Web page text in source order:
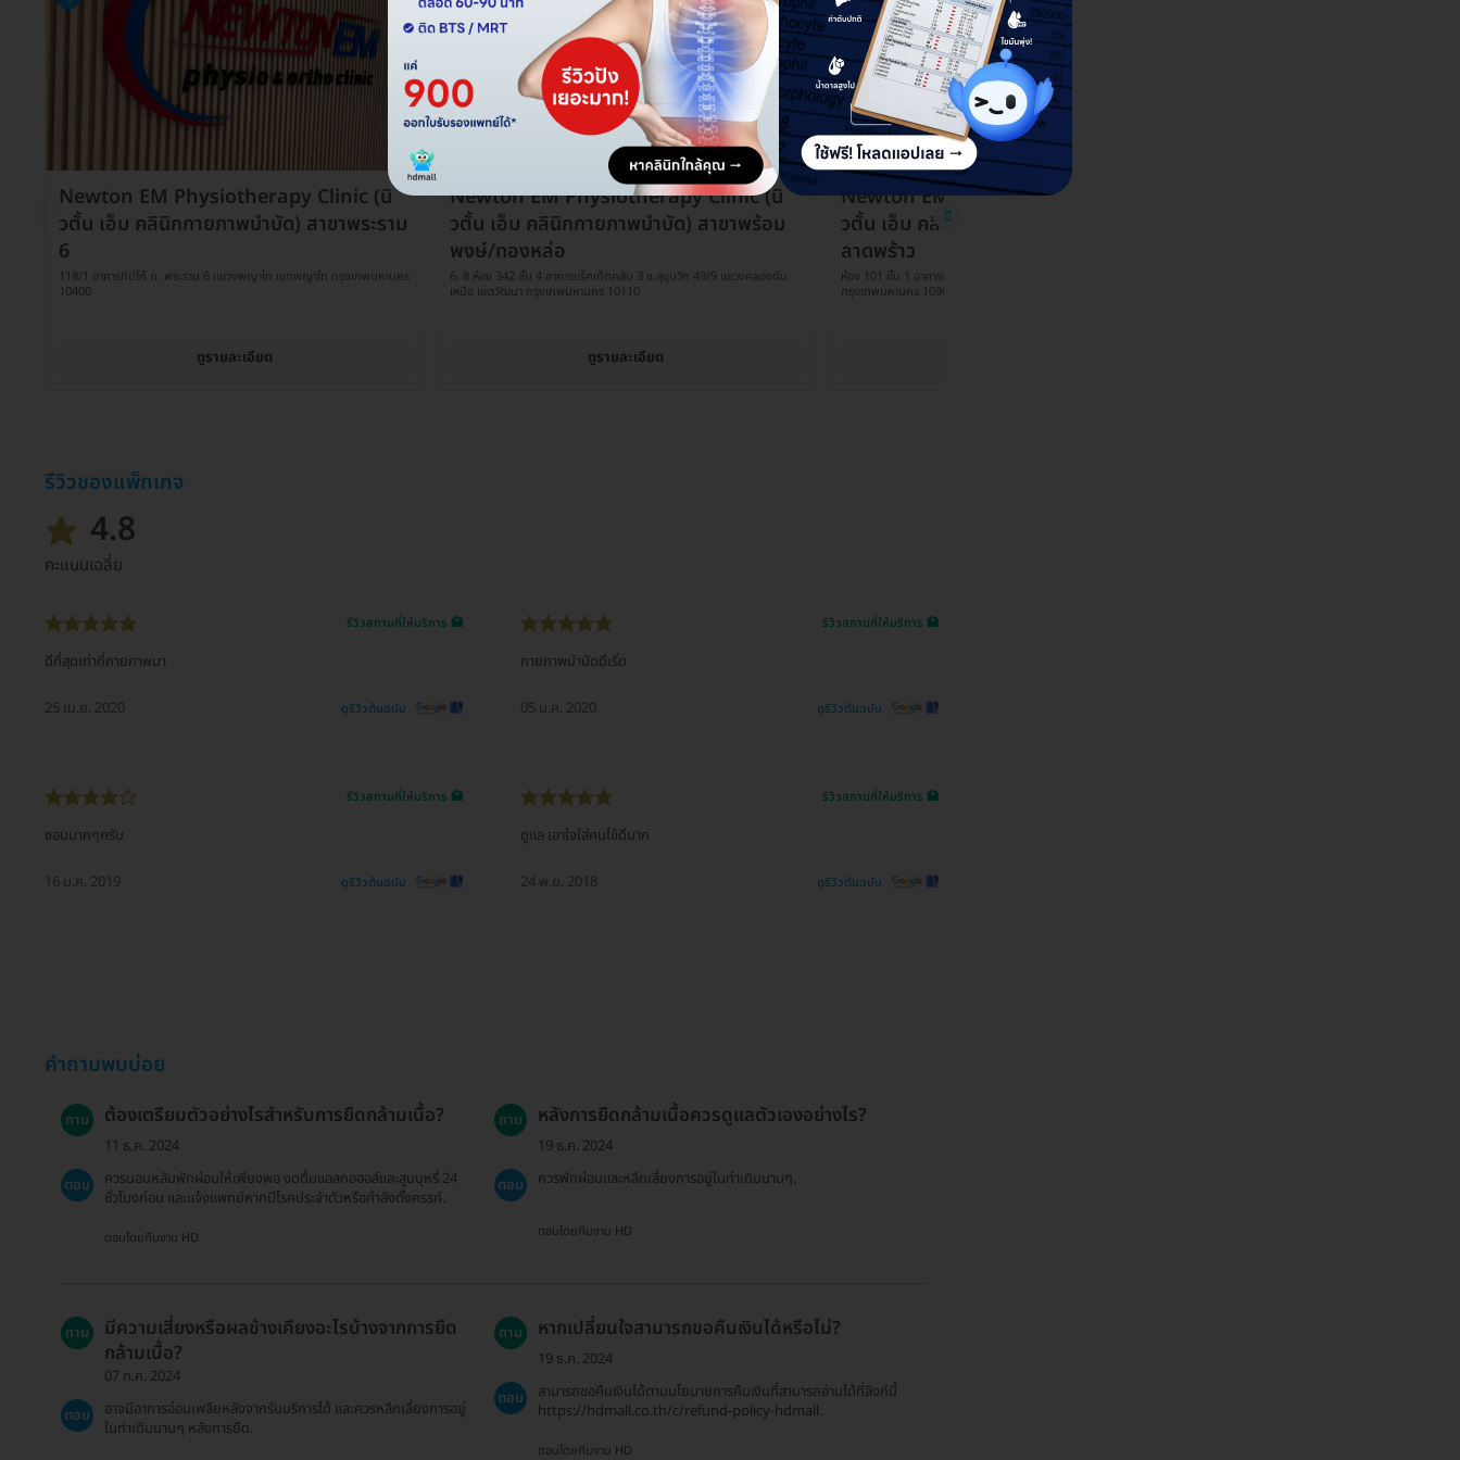
Newton EM Physiotherapy Clinic (นิ
วตั้น เอ็ม คลินิกกายภาพบำบัด) สาขาพระราม
6
118/1 อาคารทิปโก้ ถ. พระราม 6 แขวงพญาไท เขตพญาไท กรุงเทพมหานคร
10400
ดูรายละเอียด
Newton EM Physiotherapy Clinic (นิ
วตั้น เอ็ม คลินิกกายภาพบำบัด) สาขาพร้อม
พงษ์/ทองหล่อ
6, 8 ห้อง 342 ชั้น 4 อาคารแร็คเก็ตคลับ 3 ซ.สุขุมวิท 49/9 แขวงคลองตัน
เหนือ เขตวัฒนา กรุงเทพมหานคร 10110
ดูรายละเอียด
Newton EM Physiotherapy Clinic (นิ
วตั้น เอ็ม คลินิกกายภาพบำบัด) สาขา
ลาดพร้าว
ห้อง 101 ชั้น 1 อาคารพร้อมพันธ์ 1 ซ. ลาดพร้าว 3 แขวงจอมพล เขตจตุจักร
กรุงเทพมหานคร 10900
รีวิวของแพ็กเกจ
4.8
คะแนนเฉลี่ย
รีวิวสถานที่ให้บริการ 🏥
ดีที่สุดเท่าที่กายภาพมา
25 เม.ย. 2020 ดูรีวิวต้นฉบับ
รีวิวสถานที่ให้บริการ 🏥
กายภาพบำบัดดีเริ่ด
05 ม.ค. 2020 ดูรีวิวต้นฉบับ
รีวิวสถานที่ให้บริการ 🏥
ชอบมากๆครับ
16 ม.ค. 2019 ดูรีวิวต้นฉบับ
รีวิวสถานที่ให้บริการ 🏥
ดูแล เอาใจใส่คนไข้ดีมาก
24 พ.ย. 2018 ดูรีวิวต้นฉบับ
คำถามพบบ่อย
ถาม ต้องเตรียมตัวอย่างไรสำหรับการยืดกล้ามเนื้อ?
11 ธ.ค. 2024
ตอบ
ควรนอนหลับพักผ่อนให้เพียงพอ งดดื่มแอลกอฮอล์และสูบบุหรี่ 24
ชั่วโมงก่อน และแจ้งแพทย์หากมีโรคประจำตัวหรือกำลังตั้งครรภ์.
ตอบโดยทีมงาน HD
ถาม หลังการยืดกล้ามเนื้อควรดูแลตัวเองอย่างไร?
19 ธ.ค. 2024
ตอบ
ควรพักผ่อนและหลีกเลี่ยงการอยู่ในท่าเดิมนานๆ.
ตอบโดยทีมงาน HD
ถาม
มีความเสี่ยงหรือผลข้างเคียงอะไรบ้างจากการยืด
กล้ามเนื้อ?
07 ก.ค. 2024
ตอบ
อาจมีอาการอ่อนเพลียหลังจากรับบริการได้ และควรหลีกเลี่ยงการอยู่
ในท่าเดิมนานๆ หลังการยืด.
ถาม หากเปลี่ยนใจสามารถขอคืนเงินได้หรือไม่?
19 ธ.ค. 2024
ตอบ
สามารถขอคืนเงินได้ตามนโยบายการคืนเงินที่สามารถอ่านได้ที่ลิงก์นี้
https://hdmall.co.th/c/refund-policy-hdmall.
ตอบโดยทีมงาน HD